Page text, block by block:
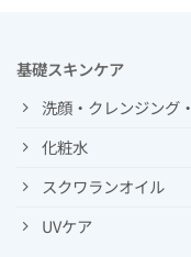
基礎スキンケア
洗顔・クレンジング
化粧水
スクワランオイル
UVケア